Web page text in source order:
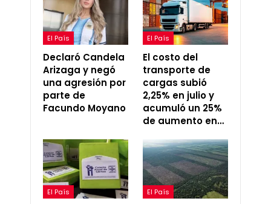
El País
Declaró Candela
Arizaga y negó
una agresión por
parte de
Facundo Moyano
El País
El costo del
transporte de
cargas subió
2,25% en julio y
acumuló un 25%
de aumento en…
El País El País